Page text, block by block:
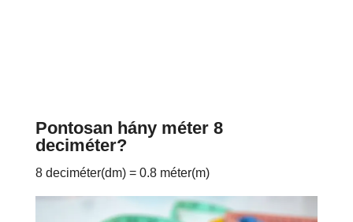
Pontosan hány méter 8
deciméter?
8 deciméter(dm) = 0.8 méter(m)